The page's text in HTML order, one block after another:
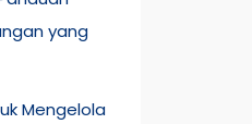
yang
Mengelola